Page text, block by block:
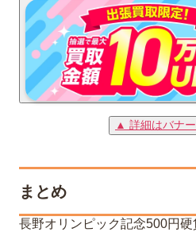
▲ 詳細はバナ
まとめ
長野オリンピック記念500円